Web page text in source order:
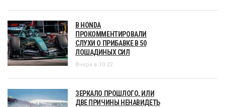
В HONDA
ПРОКОММЕНТИРОВАЛИ
СЛУХИ О ПРИБАВКЕ В 50
ЛОШАДИНЫХ СИЛ
Вчера в 10:22
ЗЕРКАЛО ПРОШЛОГО, ИЛИ
ДВЕ ПРИЧИНЫ НЕНАВИДЕТЬ